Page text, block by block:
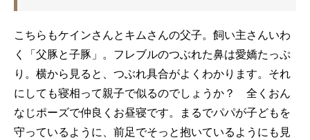
こちらもケインさんとキムさんの父子。飼い主さんいわ
く「父豚と子豚」。フレブルのつぶれた鼻は愛嬌たっぷ
り。横から見ると、つぶれ具合がよくわかります。それ
にしても寝相って親子で似るのでしょうか？ 全くおん
なじポーズで仲良くお昼寝です。まるでパパが子どもを
守っているように、前足でそっと抱いているようにも見